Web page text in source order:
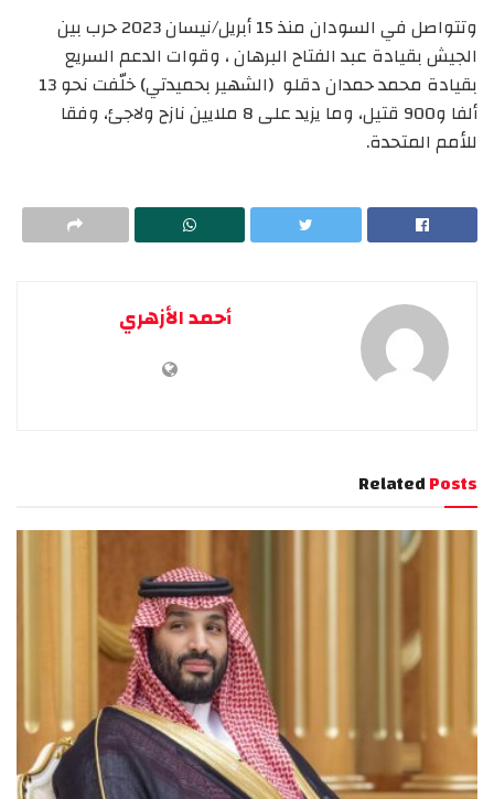
وتتواصل في السودان منذ 15 أبريل/نيسان 2023 حرب بين
الجيش بقيادة عبد الفتاح البرهان ، وقوات الدعم السريع
بقيادة محمد حمدان دقلو (الشهير بحميدتي) خلّفت نحو 13
ألفا و900 قتيل، وما يزيد على 8 ملايين نازح ولاجئ، وفقا
للأمم المتحدة.
أحمد الأزهري
RelatedPosts